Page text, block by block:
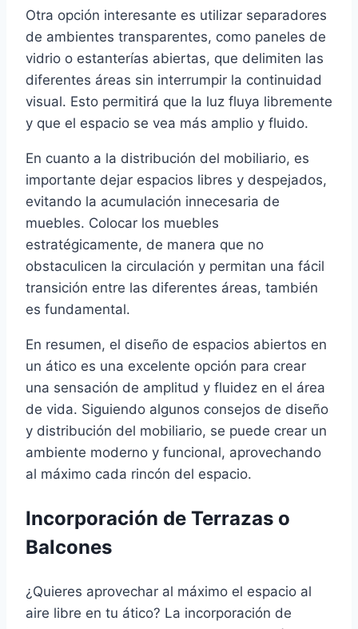
Otra opción interesante es utilizar separadores
de ambientes transparentes, como paneles de
vidrio o estanterías abiertas, que delimiten las
diferentes áreas sin interrumpir la continuidad
visual. Esto permitirá que la luz fluya libremente
y que el espacio se vea más amplio y fluido.
En cuanto a la distribución del mobiliario, es
importante dejar espacios libres y despejados,
evitando la acumulación innecesaria de
muebles. Colocar los muebles
estratégicamente, de manera que no
obstaculicen la circulación y permitan una fácil
transición entre las diferentes áreas, también
es fundamental.
En resumen, el diseño de espacios abiertos en
un ático es una excelente opción para crear
una sensación de amplitud y fluidez en el área
de vida. Siguiendo algunos consejos de diseño
y distribución del mobiliario, se puede crear un
ambiente moderno y funcional, aprovechando
al máximo cada rincón del espacio.
Incorporación de Terrazas o
Balcones
¿Quieres aprovechar al máximo el espacio al
aire libre en tu ático? La incorporación de